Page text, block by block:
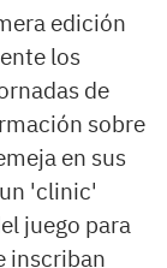
edición
los
de
sobre
en sus
'clinic'
juego para
inscriban